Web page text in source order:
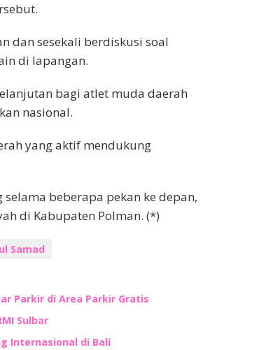
dan sesekali berdiskusi soal
di lapangan.
bagi atlet muda daerah
nasional.
yang aktif mendukung
beberapa pekan ke depan,
di Kabupaten Polman. (*)
Samad
Parkir di Area Parkir Gratis
Sulbar
Internasional di Bali